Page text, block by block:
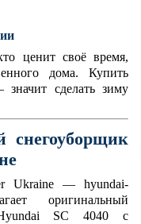
ценит своё время,
дома. Купить
сделать зиму
снегоуборщик
Ukraine — hyundai-
оригинальный
Hyundai SC 4040 с